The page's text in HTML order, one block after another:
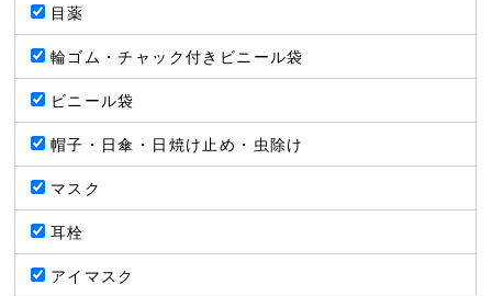
目薬
輪ゴム・チャック付きビニール袋
ビニール袋
帽子・日傘・日焼け止め・虫除け
マスク
耳栓
アイマスク